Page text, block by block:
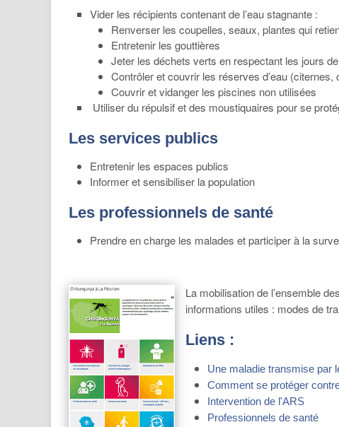
Vider les récipients contenant de l’eau stagnante :
Renverser les coupelles, seaux, plantes qui
Entretenir les gouttières
Jeter les déchets verts en respectant les jours
Contrôler et couvrir les réserves d’eau
Couvrir et vidanger les piscines non utilisées
Utiliser du répulsif et des moustiquaires pour se
Les services publics
Entretenir les espaces publics
Informer et sensibiliser la population
Les professionnels de santé
Prendre en charge les malades et participer à la
La mobilisation de l’ensemble
informations utiles : modes de
Liens :
Une maladie transmise par
Comment se protéger
Intervention de l'ARS
Professionnels de santé